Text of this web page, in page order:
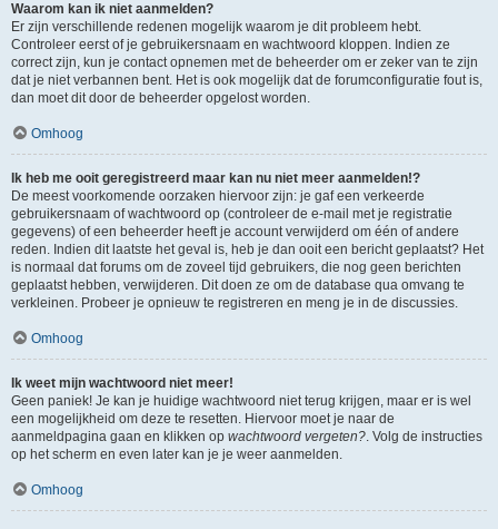
Waarom kan ik niet aanmelden?
Er zijn verschillende redenen mogelijk waarom je dit probleem hebt.
Controleer eerst of je gebruikersnaam en wachtwoord kloppen. Indien ze
correct zijn, kun je contact opnemen met de beheerder om er zeker van te zijn
dat je niet verbannen bent. Het is ook mogelijk dat de forumconfiguratie fout is,
dan moet dit door de beheerder opgelost worden.
Omhoog
Ik heb me ooit geregistreerd maar kan nu niet meer aanmelden!?
De meest voorkomende oorzaken hiervoor zijn: je gaf een verkeerde
gebruikersnaam of wachtwoord op (controleer de e-mail met je registratie
gegevens) of een beheerder heeft je account verwijderd om één of andere
reden. Indien dit laatste het geval is, heb je dan ooit een bericht geplaatst? Het
is normaal dat forums om de zoveel tijd gebruikers, die nog geen berichten
geplaatst hebben, verwijderen. Dit doen ze om de database qua omvang te
verkleinen. Probeer je opnieuw te registreren en meng je in de discussies.
Omhoog
Ik weet mijn wachtwoord niet meer!
Geen paniek! Je kan je huidige wachtwoord niet terug krijgen, maar er is wel
een mogelijkheid om deze te resetten. Hiervoor moet je naar de
aanmeldpagina gaan en klikken op wachtwoord vergeten?. Volg de instructies
op het scherm en even later kan je je weer aanmelden.
Omhoog